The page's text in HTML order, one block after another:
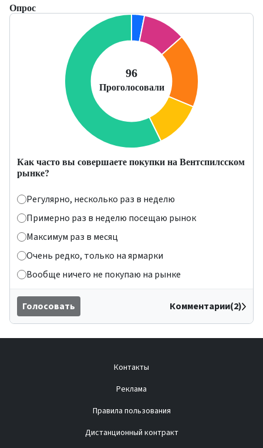
Опрос
Как часто вы совершаете покупки на Вентспилсском
рынке?
Регулярно, несколько раз в неделю
Примерно раз в неделю посещаю рынок
Максимум раз в месяц
Очень редко, только на ярмарки
Вообще ничего не покупаю на рынке
Голосовать Комментарии(2)
Контакты
Реклама
Правила пользования
Дистанционный контракт